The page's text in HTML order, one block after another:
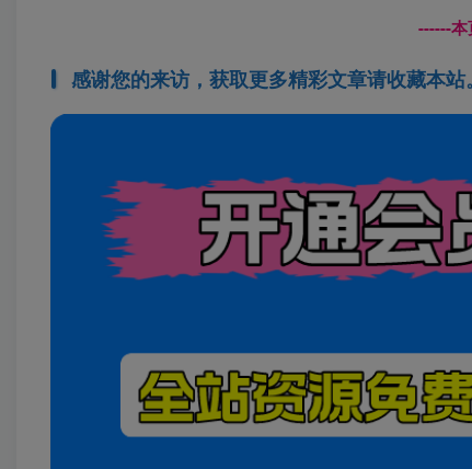
------
感谢您的来访，获取更多精彩文章请收藏本站。